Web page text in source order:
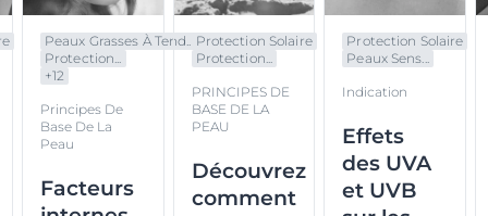
Peaux Grasses À Tend...
Protection...
+12
Principes De
Base De La
Peau
Facteurs
Protection Solaire
Protection...
PRINCIPES DE
BASE DE LA
PEAU
Découvrez
comment
Protection Solaire
Peaux Sens...
Indication
Effets
des UVA
et UVB